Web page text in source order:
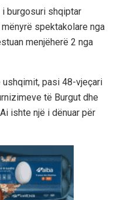
burgosuri shqiptar
spektakolare nga
menjëherë 2 nga
pasi 48-vjeçari
të Burgut dhe
ishte një i dënuar për